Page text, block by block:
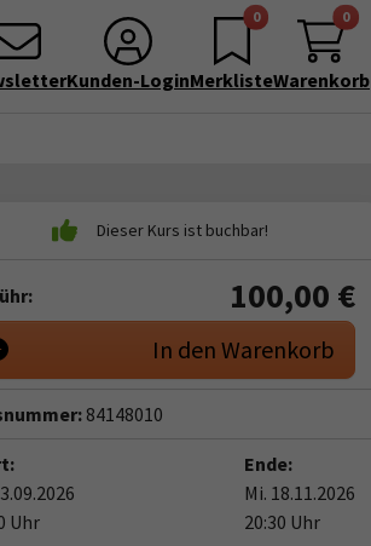
Kunden-Login
0
Merkliste
0
Warenkorb
100,00 €
In den Warenkorb
84148010
Uhr
Ende:
Mi. 18.11.2026
20:30 Uhr